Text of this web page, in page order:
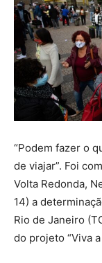
“Podem fazer o
de viajar”. Foi
Volta Redonda,
14) a
Rio de Janeiro
do projeto “Viva